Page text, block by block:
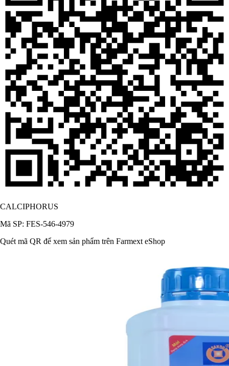
CALCIPHORUS
Mã SP: FES-546-4979
Quét mã QR để xem sản phẩm trên Farmext eShop